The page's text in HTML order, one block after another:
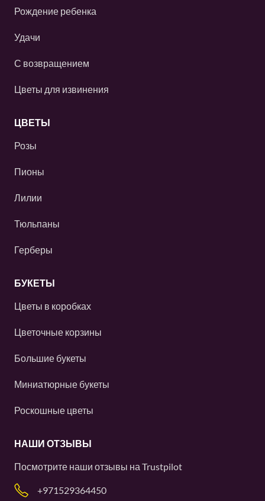
Рождение ребенка
Удачи
С возвращением
Цветы для извинения
ЦВЕТЫ
Розы
Пионы
Лилии
Тюльпаны
Герберы
БУКЕТЫ
Цветы в коробках
Цветочные корзины
Большие букеты
Миниатюрные букеты
Роскошные цветы
НАШИ ОТЗЫВЫ
Посмотрите наши отзывы на Trustpilot
+971529364450